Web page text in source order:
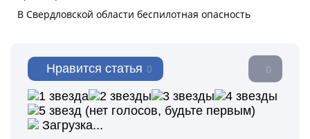
Нравится статья 0 0
(нет голосов, будьте первым)
Загрузка...